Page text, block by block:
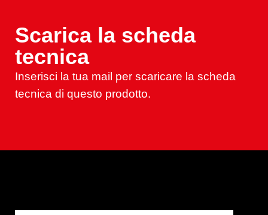
Scarica la scheda
tecnica
Inserisci la tua mail per scaricare la scheda
tecnica di questo prodotto.